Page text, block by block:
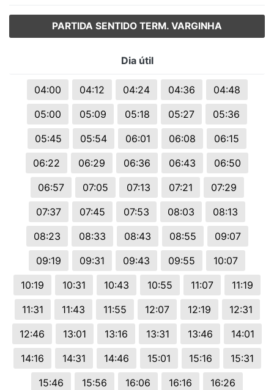
PARTIDA SENTIDO TERM. VARGINHA
Dia útil
04:00 04:12 04:24 04:36
04:48
05:00
05:09 05:18 05:27
05:36
05:45
05:54 06:01 06:08
06:15
06:22
06:29 06:36 06:43
06:50
06:57
07:05 07:13 07:21
07:29
07:37
07:45 07:53 08:03
08:13
08:23
08:33 08:43 08:55
09:07
09:19
09:31 09:43 09:55
10:07
10:19
10:31 10:43 10:55 11:07
11:19
11:31
11:43 11:55 12:07 12:19
12:31
12:46
13:01 13:16 13:31 13:46
14:01
14:16
14:31 14:46 15:01 15:16
15:31
15:46
15:56 16:06 16:16
16:26